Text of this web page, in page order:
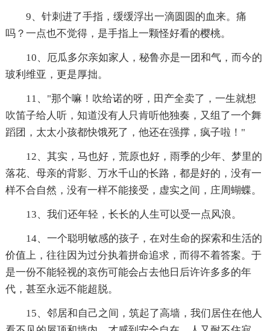
9、针刺进了手指，缓缓浮出一滴圆圆的血来。痛
吗？一点也不觉得，是手指上一颗怪好看的樱桃。
10、厄瓜多尔亲如家人，秘鲁亦是一团和气，而今的
玻利维亚，更是厚拙。
11、"那个嘛！吹给诺的呀，田产全卖了，一生就想
吹笛子给人听，知道没有人只肯听他独奏，又组了一个舞
蹈团，太太小孩都快饿死了，他还在强撑，疯子啦！"
12、其实，马也好，荒原也好，雨季的少年、梦里的
落花、母亲的背影、万水千山的长路，都是好的，没有一
样不合自然，没有一样不能接受，虚实之间，庄周蝴蝶。
13、我们还年轻，长长的人生可以受一点风浪。
14、一个聪明敏感的孩子，在对生命的探索和生活的
价值上，往往因为过分执着拼命追求，而得不着答案。于
是一份不能轻视的哀伤可能会占去他日后许许多多的年
代，甚至永远不能超脱。
15、邻居和自己之间，筑起了高墙，我们居住在他人